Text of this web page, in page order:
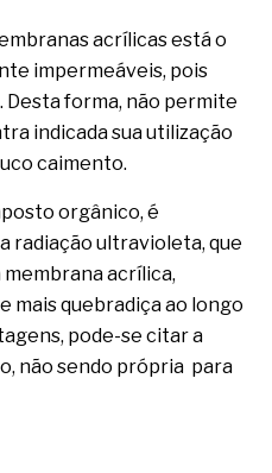
acrílicas está o
impermeáveis, pois
Desta forma, não permite
indicada sua utilização
caimento.
orgânico, é
radiação ultravioleta, que
acrílica,
mais quebradiça ao longo
pode-se citar a
não sendo própria para